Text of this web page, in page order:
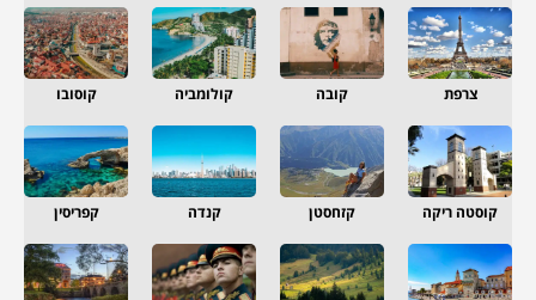
צרפת קובה קולומביה קוסובו
קוסטה ריקה קזחסטן קנדה קפריסין